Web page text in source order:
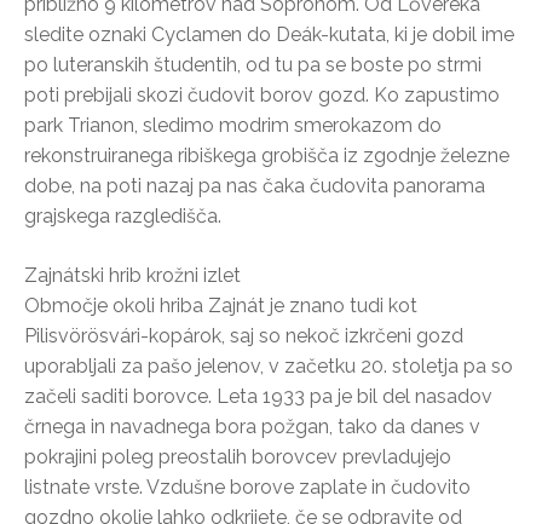
sledite oznaki Cyclamen do Deák-kutata, ki je dobil ime
po luteranskih študentih, od tu pa se boste po strmi
poti prebijali skozi čudovit borov gozd. Ko zapustimo
park Trianon, sledimo modrim smerokazom do
rekonstruiranega ribiškega grobišča iz zgodnje železne
dobe, na poti nazaj pa nas čaka čudovita panorama
grajskega razgledišča.
Zajnátski hrib krožni izlet
Območje okoli hriba Zajnát je znano tudi kot
Pilisvörösvári-kopárok, saj so nekoč izkrčeni gozd
uporabljali za pašo jelenov, v začetku 20. stoletja pa so
začeli saditi borovce. Leta 1933 pa je bil del nasadov
črnega in navadnega bora požgan, tako da danes v
pokrajini poleg preostalih borovcev prevladujejo
listnate vrste. Vzdušne borove zaplate in čudovito
gozdno okolje lahko odkrijete, če se odpravite od